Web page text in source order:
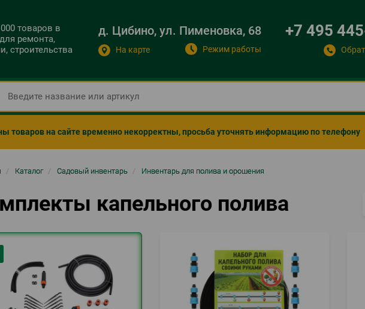
товаров в
ремонта,
строительства
д. Цибино, ул. Пименовка, 68
На карте Режим работы
+7 495
товаров на сайте временно некорректны, просьба уточнять информацию по телефону
/ Каталог / Садовый инвентарь / Инвентарь для полива и орошения
капельного полива